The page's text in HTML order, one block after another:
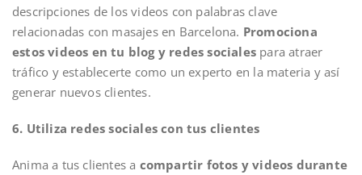
descripciones de los videos con palabras clave
relacionadas con masajes en Barcelona. Promociona
estos videos en tu blog y redes sociales para atraer
tráfico y establecerte como un experto en la materia y así
generar nuevos clientes.
6. Utiliza redes sociales con tus clientes
Anima a tus clientes a compartir fotos y videos durante